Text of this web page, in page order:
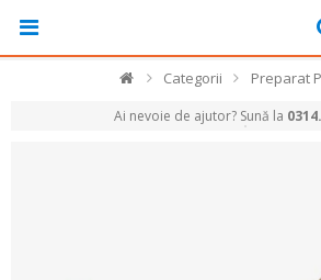
Categorii Preparat
Ai nevoie de ajutor? Sună la